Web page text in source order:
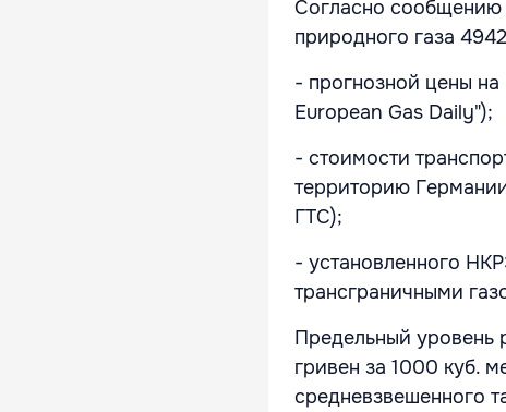
Согласно сообщению
природного газа
- прогнозной цены
European Gas Daily");
- стоимости
территорию
ГТС);
- установленного
трансграничными
Предельный уровень
гривен за 1000 куб.
средневзвешенного